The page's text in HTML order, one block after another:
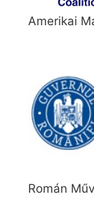
Amerikai
Román